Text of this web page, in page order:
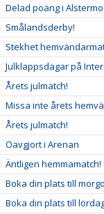
Delad poäng i Alstermo
Smålandsderby!
Stekhet
Julklappsdagar på
Årets julmatch!
Missa inte årets
Årets julmatch!
Oavgjort i Arenan
Äntligen hemmamatch!
Boka din plats till
Boka din plats till